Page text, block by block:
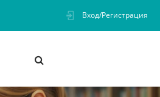
Вход/Регистрация